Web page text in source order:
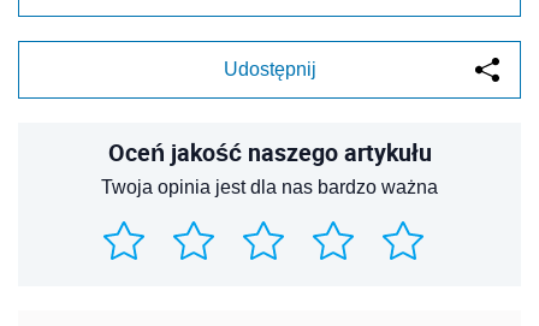
Udostępnij
Oceń jakość naszego artykułu
Twoja opinia jest dla nas bardzo ważna